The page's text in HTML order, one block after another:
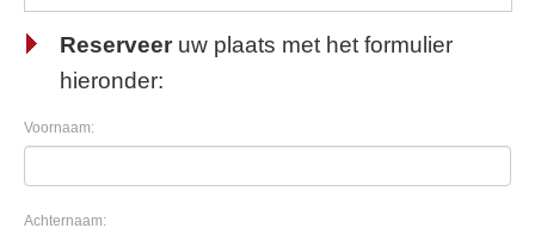
Reserveer uw plaats met het formulier
hieronder:
Voornaam:
Achternaam: